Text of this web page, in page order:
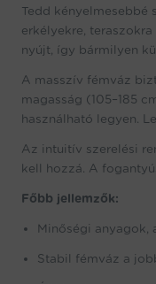
Tedd kényelmesebbé
erkélyekre,
nyújt, így bármilyen
A masszív fémváz
magasság (105–185
használható legyen.
Az intuitív szerelési
kell hozzá. A
Főbb jellemzők:
Minőségi anyagok,
Stabil fémváz a